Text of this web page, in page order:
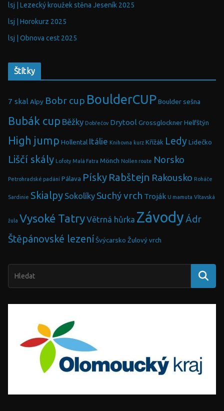
lsj | Lezecký kroužek stěna Jeseník 2025
lsj | Horokurz 2025
lsj | Obnova cest 2025
Štítky
7 skal Alpy Bobr cup BoulderCUP Boulder sešna
Bubák cup Běžky Dobřečov Drytool Grossglockner Helfštýn
High jump Hollental Itálie Knihovna kurz Křížák Ledy Lidečko
Liščí skály Lofoty Malá Fatra Mönch Nollen route Norsko
Petrohradské padání Pálava Písky Rabštejn Rakousko Roháče
Sardinie Skialpy Sokolíky Suchý vrch Troják U mamuta Vltavská
žula Vysoké TatryVětrná hůrka ZávodyÁdr
Štěpánovské lezení Švýcarsko Žulový vrch